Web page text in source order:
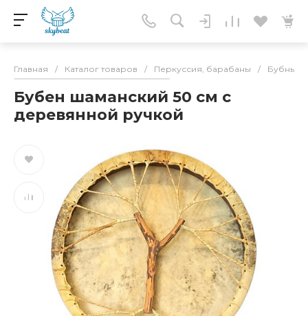
Главная / Каталог товаров / Перкуссия, барабаны / Бубны
Бубен шаманский 50 см с
деревянной ручкой